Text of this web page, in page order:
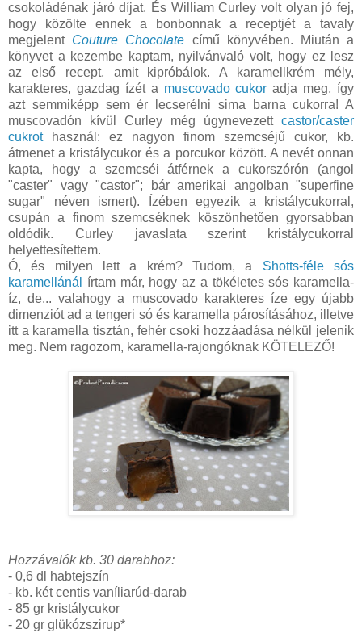
csokoládénak járó díjat. És William Curley volt olyan jó fej,
hogy közölte ennek a bonbonnak a receptjét a tavaly
megjelent Couture Chocolate című könyvében. Miután a
könyvet a kezembe kaptam, nyilvánvaló volt, hogy ez lesz
az első recept, amit kipróbálok. A karamellkrém mély,
karakteres, gazdag ízét a muscovado cukor adja meg, így
azt semmiképp sem ér lecserélni sima barna cukorra! A
muscovadón kívül Curley még úgynevezett castor/caster
cukrothasznál: ez nagyon finom szemcséjű cukor, kb.
átmenet a kristálycukor és a porcukor között. A nevét onnan
kapta, hogy a szemcséi átférnek a cukorszórón (angol
"caster" vagy "castor"; bár amerikai angolban "superfine
sugar" néven ismert). Ízében egyezik a kristálycukorral,
csupán a finom szemcséknek köszönhetően gyorsabban
oldódik. Curley javaslata szerint kristálycukorral
helyettesítettem.
Ó, és milyen lett a krém? Tudom, a Shotts-féle sós
karamellánál
írtam már, hogy az a tökéletes sós karamella-
íz, de... valahogy a muscovado karakteres íze egy újabb
dimenziót ad a tengeri só és karamella párosításához, illetve
itt a karamella tisztán, fehér csoki hozzáadása nélkül jelenik
meg. Nem ragozom, karamella-rajongóknak KÖTELEZŐ!
Hozzávalók kb. 30 darabhoz:
- 0,6 dl habtejszín
- kb. két centis vaníliarúd-darab
- 85 gr kristálycukor
- 20 gr glükózszirup*